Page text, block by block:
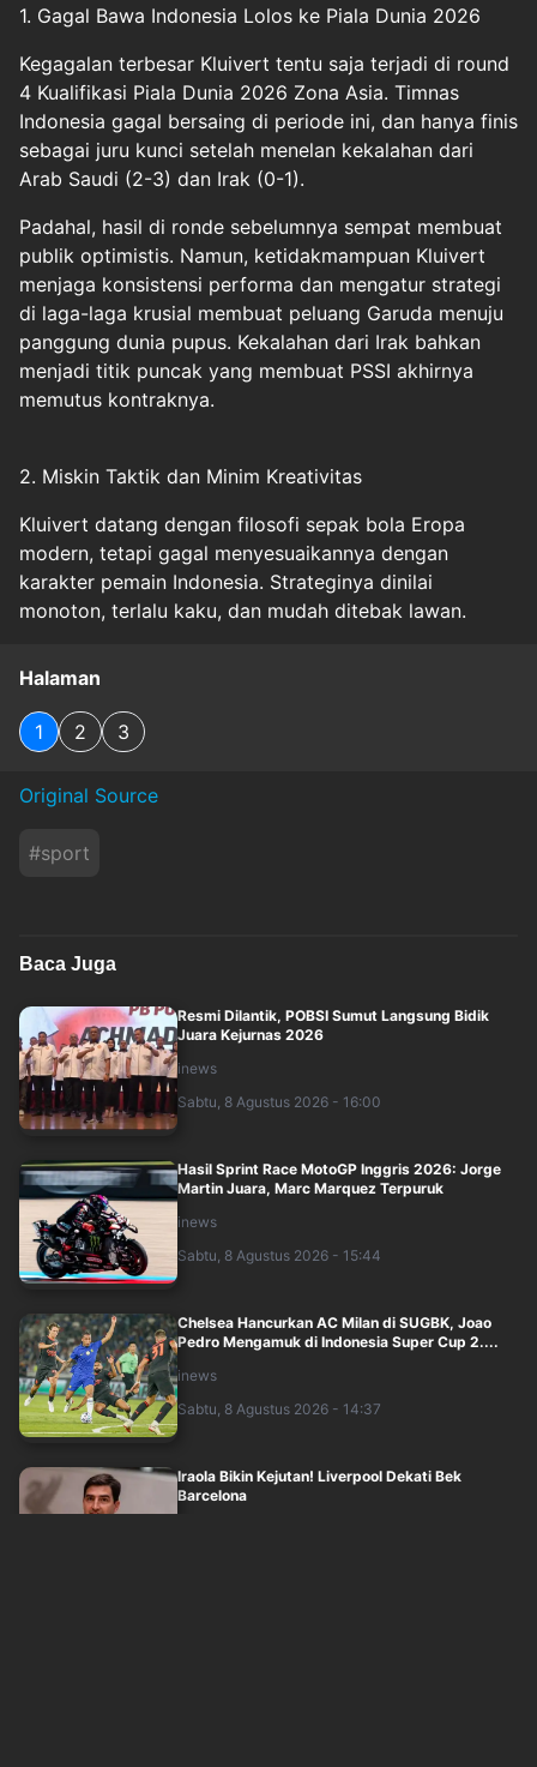
1. Gagal Bawa Indonesia Lolos ke Piala Dunia 2026
Kegagalan terbesar Kluivert tentu saja terjadi di round
4 Kualifikasi Piala Dunia 2026 Zona Asia. Timnas
Indonesia gagal bersaing di periode ini, dan hanya finis
sebagai juru kunci setelah menelan kekalahan dari
Arab Saudi (2-3) dan Irak (0-1).
Padahal, hasil di ronde sebelumnya sempat membuat
publik optimistis. Namun, ketidakmampuan Kluivert
menjaga konsistensi performa dan mengatur strategi
di laga-laga krusial membuat peluang Garuda menuju
panggung dunia pupus. Kekalahan dari Irak bahkan
menjadi titik puncak yang membuat PSSI akhirnya
memutus kontraknya.
2. Miskin Taktik dan Minim Kreativitas
Kluivert datang dengan filosofi sepak bola Eropa
modern, tetapi gagal menyesuaikannya dengan
karakter pemain Indonesia. Strateginya dinilai
monoton, terlalu kaku, dan mudah ditebak lawan.
Halaman
1 2 3
Original Source
#sport
Baca Juga
Resmi Dilantik, POBSI Sumut Langsung Bidik
Juara Kejurnas 2026
inews
Sabtu, 8 Agustus 2026 - 16:00
Hasil Sprint Race MotoGP Inggris 2026: Jorge
Martin Juara, Marc Marquez Terpuruk
inews
Sabtu, 8 Agustus 2026 - 15:44
Chelsea Hancurkan AC Milan di SUGBK, Joao
Pedro Mengamuk di Indonesia Super Cup 2....
inews
Sabtu, 8 Agustus 2026 - 14:37
Iraola Bikin Kejutan! Liverpool Dekati Bek
Barcelona